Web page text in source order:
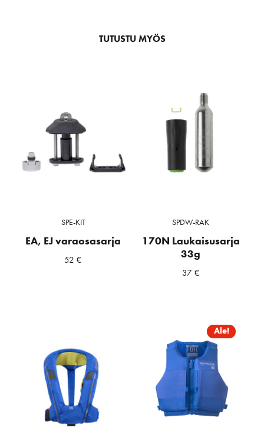
TUTUSTU MYÖS
SPE-KIT
EA, EJ varaosasarja
52€
SPDW-RAK
170N Laukaisusarja
33g
37 €
Ale!